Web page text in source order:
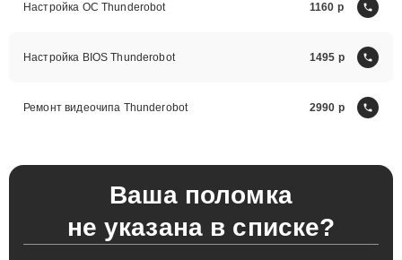
Настройка ОС Thunderobot 1160
Настройка BIOS Thunderobot 1495
Ремонт видеочипа Thunderobot 2990
Ваша поломка
не указана в списке?